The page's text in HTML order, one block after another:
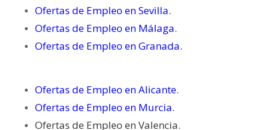
Ofertas de Empleo en Sevilla.
Ofertas de Empleo en Málaga.
Ofertas de Empleo en Granada.
Ofertas de Empleo en Alicante.
Ofertas de Empleo en Murcia.
Ofertas de Empleo en Valencia.